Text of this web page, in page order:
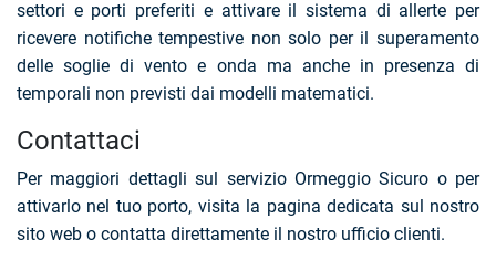
settori e porti preferiti e attivare il sistema di allerte per
ricevere notifiche tempestive non solo per il superamento
delle soglie di vento e onda ma anche in presenza di
temporali non previsti dai modelli matematici.
Contattaci
Per maggiori dettagli sul servizio Ormeggio Sicuro o per
attivarlo nel tuo porto, visita la pagina dedicata sul nostro
sito web o contatta direttamente il nostro ufficio clienti.